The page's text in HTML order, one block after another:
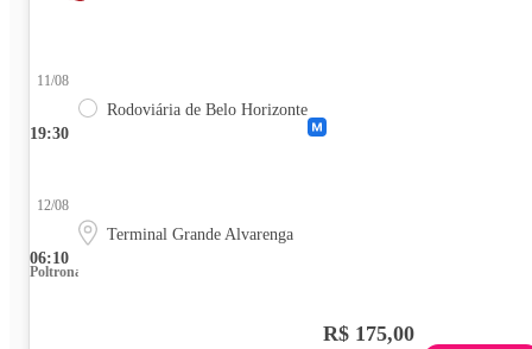
19:30
11/08
Rodoviária de Belo Horizonte
06:10
12/08
Terminal Grande Alvarenga
Poltrona
R$ 175,00